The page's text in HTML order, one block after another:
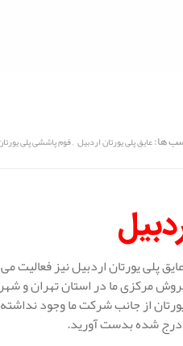
ها:عایق پلی یورتان اردبیل ,فوم پاششی پلی
پلی یورتان اردبیل نیز فعالیت
فروش مرکزی ما در استان تهران
از جانب شرکت ما وجود
درج شده بدست آورید.